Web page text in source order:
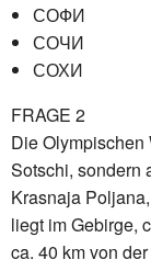
СОФИ
СОЧИ
СОХИ
FRAGE 2
Die
Sotschi, sondern
Krasnaja
liegt im Gebirge,
ca. 40 km von